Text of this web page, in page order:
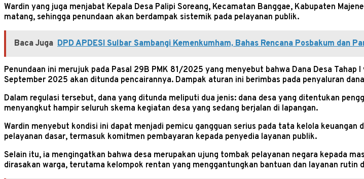
Wardin yang juga menjabat Kepala Desa Palipi Soreang, Kecamatan Banggae, Kabupaten
matang, sehingga penundaan akan berdampak sistemik pada pelayanan publik.
Baca Juga DPD APDESI Sulbar Sambangi Kemenkumham, Bahas Rencana Posbakum dan
Penundaan ini merujuk pada Pasal 29B PMK 81/2025 yang menyebut bahwa Dana Desa
September 2025 akan ditunda pencairannya. Dampak aturan ini berimbas pada penyaluran
Dalam regulasi tersebut, dana yang ditunda meliputi dua jenis: dana desa yang ditentukan
menyangkut hampir seluruh skema kegiatan desa yang sedang berjalan di lapangan.
Wardin menyebut kondisi ini dapat menjadi pemicu gangguan serius pada tata kelola
pelayanan dasar, termasuk komitmen pembayaran kepada penyedia layanan publik.
Selain itu, ia mengingatkan bahwa desa merupakan ujung tombak pelayanan negara kepada
dirasakan warga, terutama kelompok rentan yang menggantungkan bantuan dan layanan rutin